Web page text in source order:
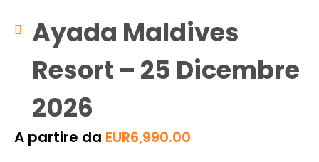
Ayada Maldives
Resort – 25 Dicembre
2026
A partire da EUR6,990.00